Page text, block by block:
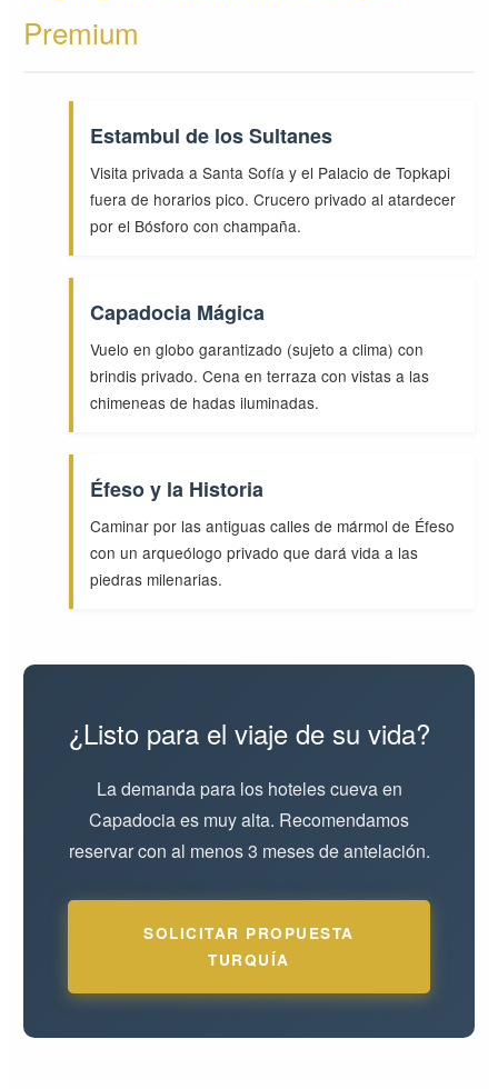
Premium
Estambul de los Sultanes
Visita privada a Santa Sofía y el Palacio de Topkapi
fuera de horarios pico. Crucero privado al atardecer
por el Bósforo con champaña.
Capadocia Mágica
Vuelo en globo garantizado (sujeto a clima) con
brindis privado. Cena en terraza con vistas a las
chimeneas de hadas iluminadas.
Éfeso y la Historia
Caminar por las antiguas calles de mármol de Éfeso
con un arqueólogo privado que dará vida a las
piedras milenarias.
¿Listo para el viaje de su vida?
La demanda para los hoteles cueva en
Capadocia es muy alta. Recomendamos
reservar con al menos 3 meses de antelación.
SOLICITAR PROPUESTA
TURQUÍA